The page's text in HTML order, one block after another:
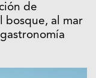
de
bosque, al mar